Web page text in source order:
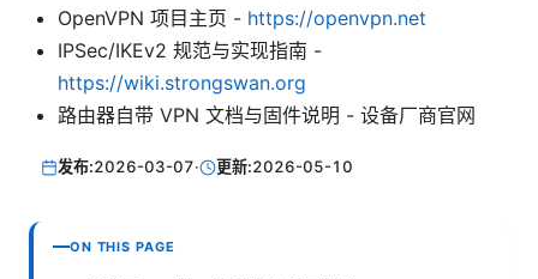
OpenVPN 项目主页 - https://openvpn.net
IPSec/IKEv2 规范与实现指南 -
https://wiki.strongswan.org
路由器自带 VPN 文档与固件说明 - 设备厂商官网
发布:2026-03-07· 更新:2026-05-10
ON THIS PAGE